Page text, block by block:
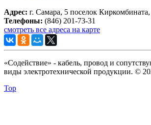
Адрес: г. Самара, 5 поселок
Телефоны: (846) 201-73-31
смотреть все адреса на карте
«Содействие» - кабель, провод и
виды электротехнической продукции. ©
Top